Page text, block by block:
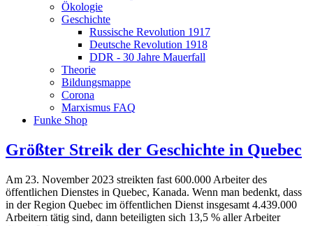
Ökologie
Geschichte
Russische Revolution 1917
Deutsche Revolution 1918
DDR - 30 Jahre Mauerfall
Theorie
Bildungsmappe
Corona
Marxismus FAQ
Funke Shop
Größter Streik der Geschichte in Quebec
Am 23. November 2023 streikten fast 600.000 Arbeiter des
öffentlichen Dienstes in Quebec, Kanada. Wenn man bedenkt, dass
in der Region Quebec im öffentlichen Dienst insgesamt 4.439.000
Arbeitern tätig sind, dann beteiligten sich 13,5 % aller Arbeiter